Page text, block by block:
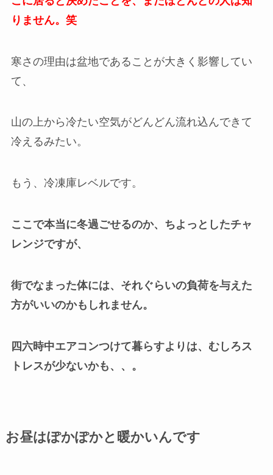
りません。笑
寒さの理由は盆地であることが大きく影響してい
て、
山の上から冷たい空気がどんどん流れ込んできて
冷えるみたい。
もう、冷凍庫レベルです。
ここで本当に冬過ごせるのか、ちよっとしたチャ
レンジですが、
街でなまった体には、それぐらいの負荷を与えた
方がいいのかもしれません。
四六時中エアコンつけて暮らすよりは、むしろス
トレスが少ないかも、、。
お昼はぽかぽかと暖かいんです